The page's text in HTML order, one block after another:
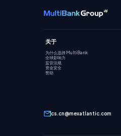
关于
为什么选择 MultiBank
全球影响力
监管法规
资金安全
赞助
cs.cn@mexatlantic.com